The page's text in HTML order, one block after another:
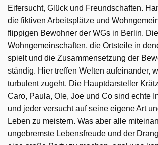
Eifersucht, Glück und Freundschaften.
die fiktiven Arbeitsplätze und
flippigen Bewohner der WGs in Berlin. Die
Wohngemeinschaften, die Ortsteile in
spielt und die Zusammensetzung der
ständig. Hier treffen Welten aufeinander,
turbulent zugeht. Die Hauptdarsteller
Caro, Paula, Ole, Joe und Co sind echte
und jeder versucht auf seine eigene Art
Leben zu meistern. Was aber alle
ungebremste Lebensfreude und der